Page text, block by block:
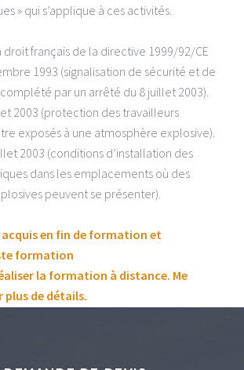
» qui s’applique à ces activités.
droit français de la directive 1999/92/CE
1993 (signalisation de sécurité et de
par un arrêté du 8 juillet 2003).
2003 (protection des travailleurs
exposés à une atmosphère explosive).
2003 (conditions d’installation des
dans les emplacements où des
peuvent se présenter).
en fin de formation et
formation
la formation à distance. Me
de détails.